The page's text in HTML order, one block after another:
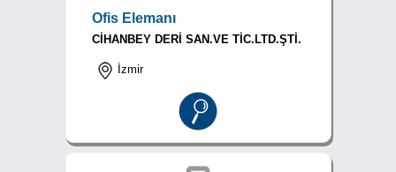
Ofis Elemanı
CİHANBEY DERİ SAN.VE TİC.LTD.ŞTİ.
İzmir